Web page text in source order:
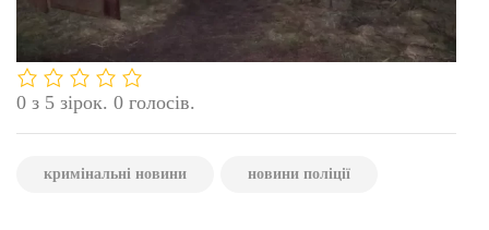
0 з 5 зірок. 0 голосів.
кримінальні новини новини поліції